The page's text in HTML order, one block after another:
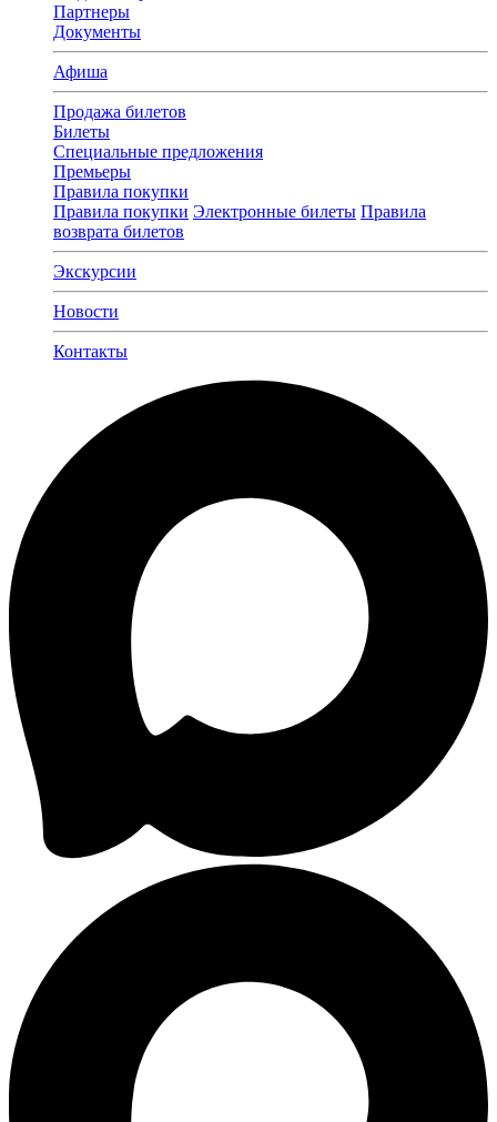
Партнеры
Документы
Афиша
Продажа билетов
Билеты
Специальные предложения
Премьеры
Правила покупки
Правила покупки Электронные билеты Правила
возврата билетов
Экскурсии
Новости
Контакты